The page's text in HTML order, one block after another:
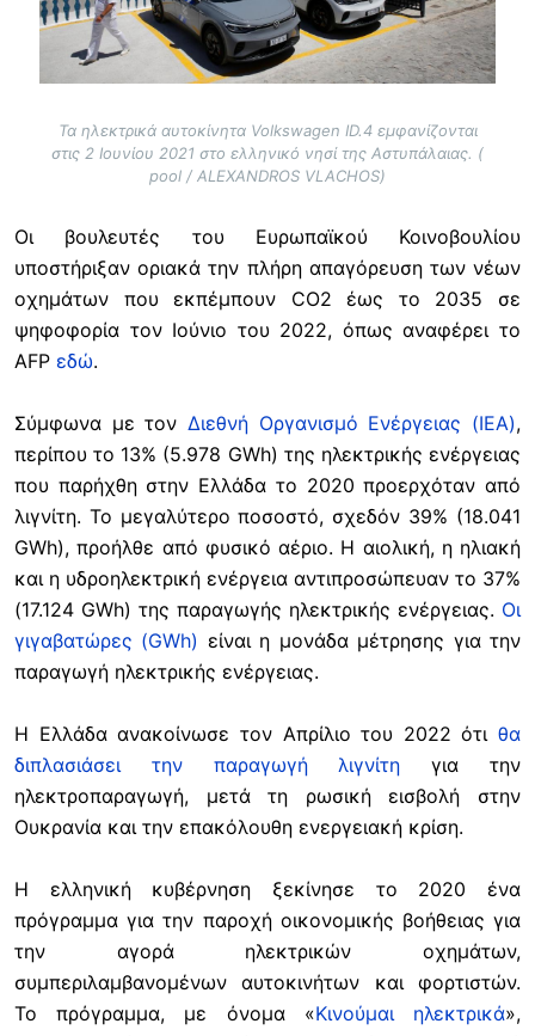
Τα ηλεκτρικά αυτοκίνητα Volkswagen ID.4 εμφανίζονται
στις 2 Ιουνίου 2021 στο ελληνικό νησί της Αστυπάλαιας. (
pool / ALEXANDROS VLACHOS)
Οι βουλευτές του Ευρωπαϊκού Κοινοβουλίου
υποστήριξαν οριακά την πλήρη απαγόρευση των νέων
οχημάτων που εκπέμπουν CO2 έως το 2035 σε
ψηφοφορία τον Ιούνιο του 2022, όπως αναφέρει το
AFP εδώ.
Σύμφωνα με τον Διεθνή Οργανισμό Ενέργειας (IEA),
περίπου το 13% (5.978 GWh) της ηλεκτρικής ενέργειας
που παρήχθη στην Ελλάδα το 2020 προερχόταν από
λιγνίτη. Το μεγαλύτερο ποσοστό, σχεδόν 39% (18.041
GWh), προήλθε από φυσικό αέριο. Η αιολική, η ηλιακή
και η υδροηλεκτρική ενέργεια αντιπροσώπευαν το 37%
(17.124 GWh) της παραγωγής ηλεκτρικής ενέργειας. Οι
γιγαβατώρες (GWh) είναι η μονάδα μέτρησης για την
παραγωγή ηλεκτρικής ενέργειας.
Η Ελλάδα ανακοίνωσε τον Απρίλιο του 2022 ότι θα
διπλασιάσει την παραγωγή λιγνίτη για την
ηλεκτροπαραγωγή, μετά τη ρωσική εισβολή στην
Ουκρανία και την επακόλουθη ενεργειακή κρίση.
Η ελληνική κυβέρνηση ξεκίνησε το 2020 ένα
πρόγραμμα για την παροχή οικονομικής βοήθειας για
την αγορά ηλεκτρικών οχημάτων,
συμπεριλαμβανομένων αυτοκινήτων και φορτιστών.
Το πρόγραμμα, με όνομα «Κινούμαι ηλεκτρικά»,